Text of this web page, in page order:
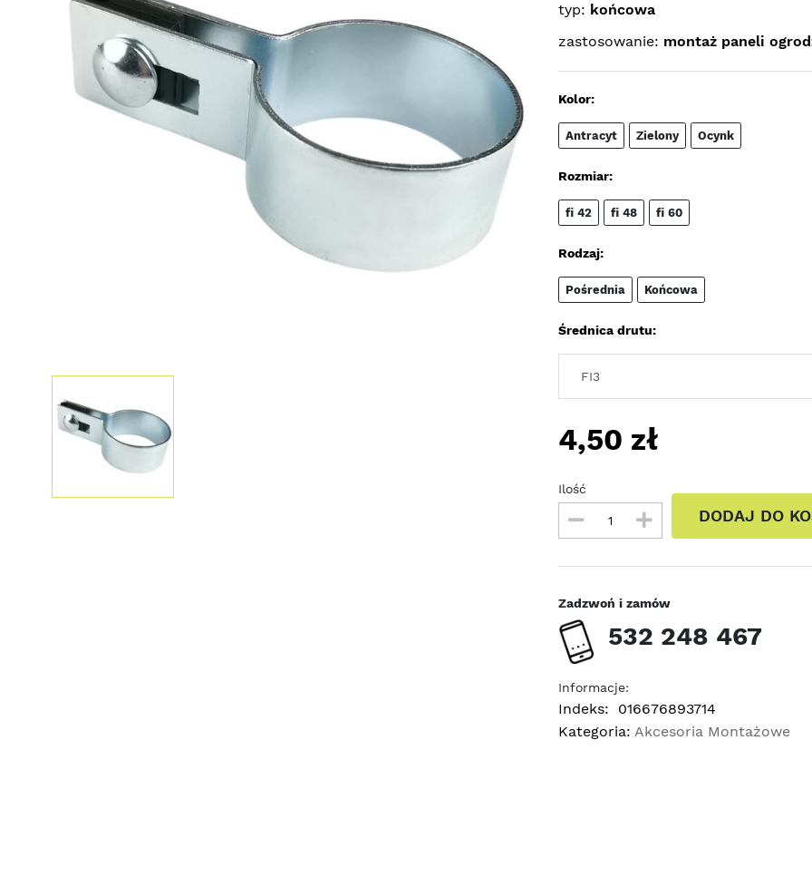
typ: końcowa
zastosowanie: montaż paneli
Kolor:
Antracyt Zielony Ocynk
Rozmiar:
fi 42 fi 48 fi 60
Rodzaj:
Pośrednia Końcowa
Średnica drutu:
4,50 zł
Ilość
DODAJ DO
Zadzwoń i zamów
532 248 467
Informacje:
Indeks:
016676893714
Kategoria: Akcesoria Montażowe